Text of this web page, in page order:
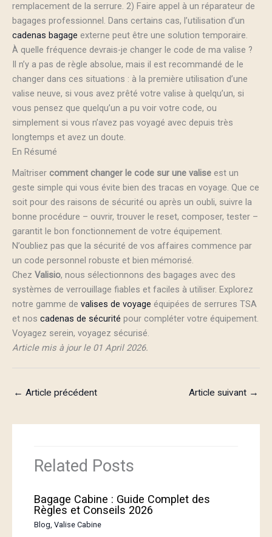
remplacement de la serrure. 2) Faire appel à un réparateur de
bagages professionnel. Dans certains cas, l’utilisation d’un
cadenas bagage externe peut être une solution temporaire.
À quelle fréquence devrais-je changer le code de ma valise ?
Il n’y a pas de règle absolue, mais il est recommandé de le
changer dans ces situations : à la première utilisation d’une
valise neuve, si vous avez prêté votre valise à quelqu’un, si
vous pensez que quelqu’un a pu voir votre code, ou
simplement si vous n’avez pas voyagé avec depuis très
longtemps et avez un doute.
En Résumé
Maîtriser comment changer le code sur une valise est un
geste simple qui vous évite bien des tracas en voyage. Que ce
soit pour des raisons de sécurité ou après un oubli, suivre la
bonne procédure – ouvrir, trouver le reset, composer, tester –
garantit le bon fonctionnement de votre équipement.
N’oubliez pas que la sécurité de vos affaires commence par
un code personnel robuste et bien mémorisé.
Chez Valisio, nous sélectionnons des bagages avec des
systèmes de verrouillage fiables et faciles à utiliser. Explorez
notre gamme de valises de voyage équipées de serrures TSA
et nos cadenas de sécurité pour compléter votre équipement.
Voyagez serein, voyagez sécurisé.
Article mis à jour le 01 April 2026.
← Article précédent Article suivant →
Related Posts
Bagage Cabine : Guide Complet des
Règles et Conseils 2026
Blog,Valise Cabine